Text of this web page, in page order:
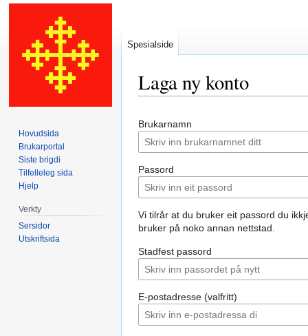
Laga ny konto
til
navigering
til
søk
Brukarnamn
Passord
Vi tilrår at du bruker eit passord du
bruker på noko annan nettstad.
Stadfest passord
E-postadresse (valfritt)
Spesialside
Hovudsida
Brukarportal
Siste brigdi
Tilfelleleg sida
Hjelp
Verkty
Sersidor
Utskriftsida